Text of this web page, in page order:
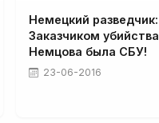
Немецкий разведчик:
Заказчиком убийства
Немцова была СБУ!
23-06-2016